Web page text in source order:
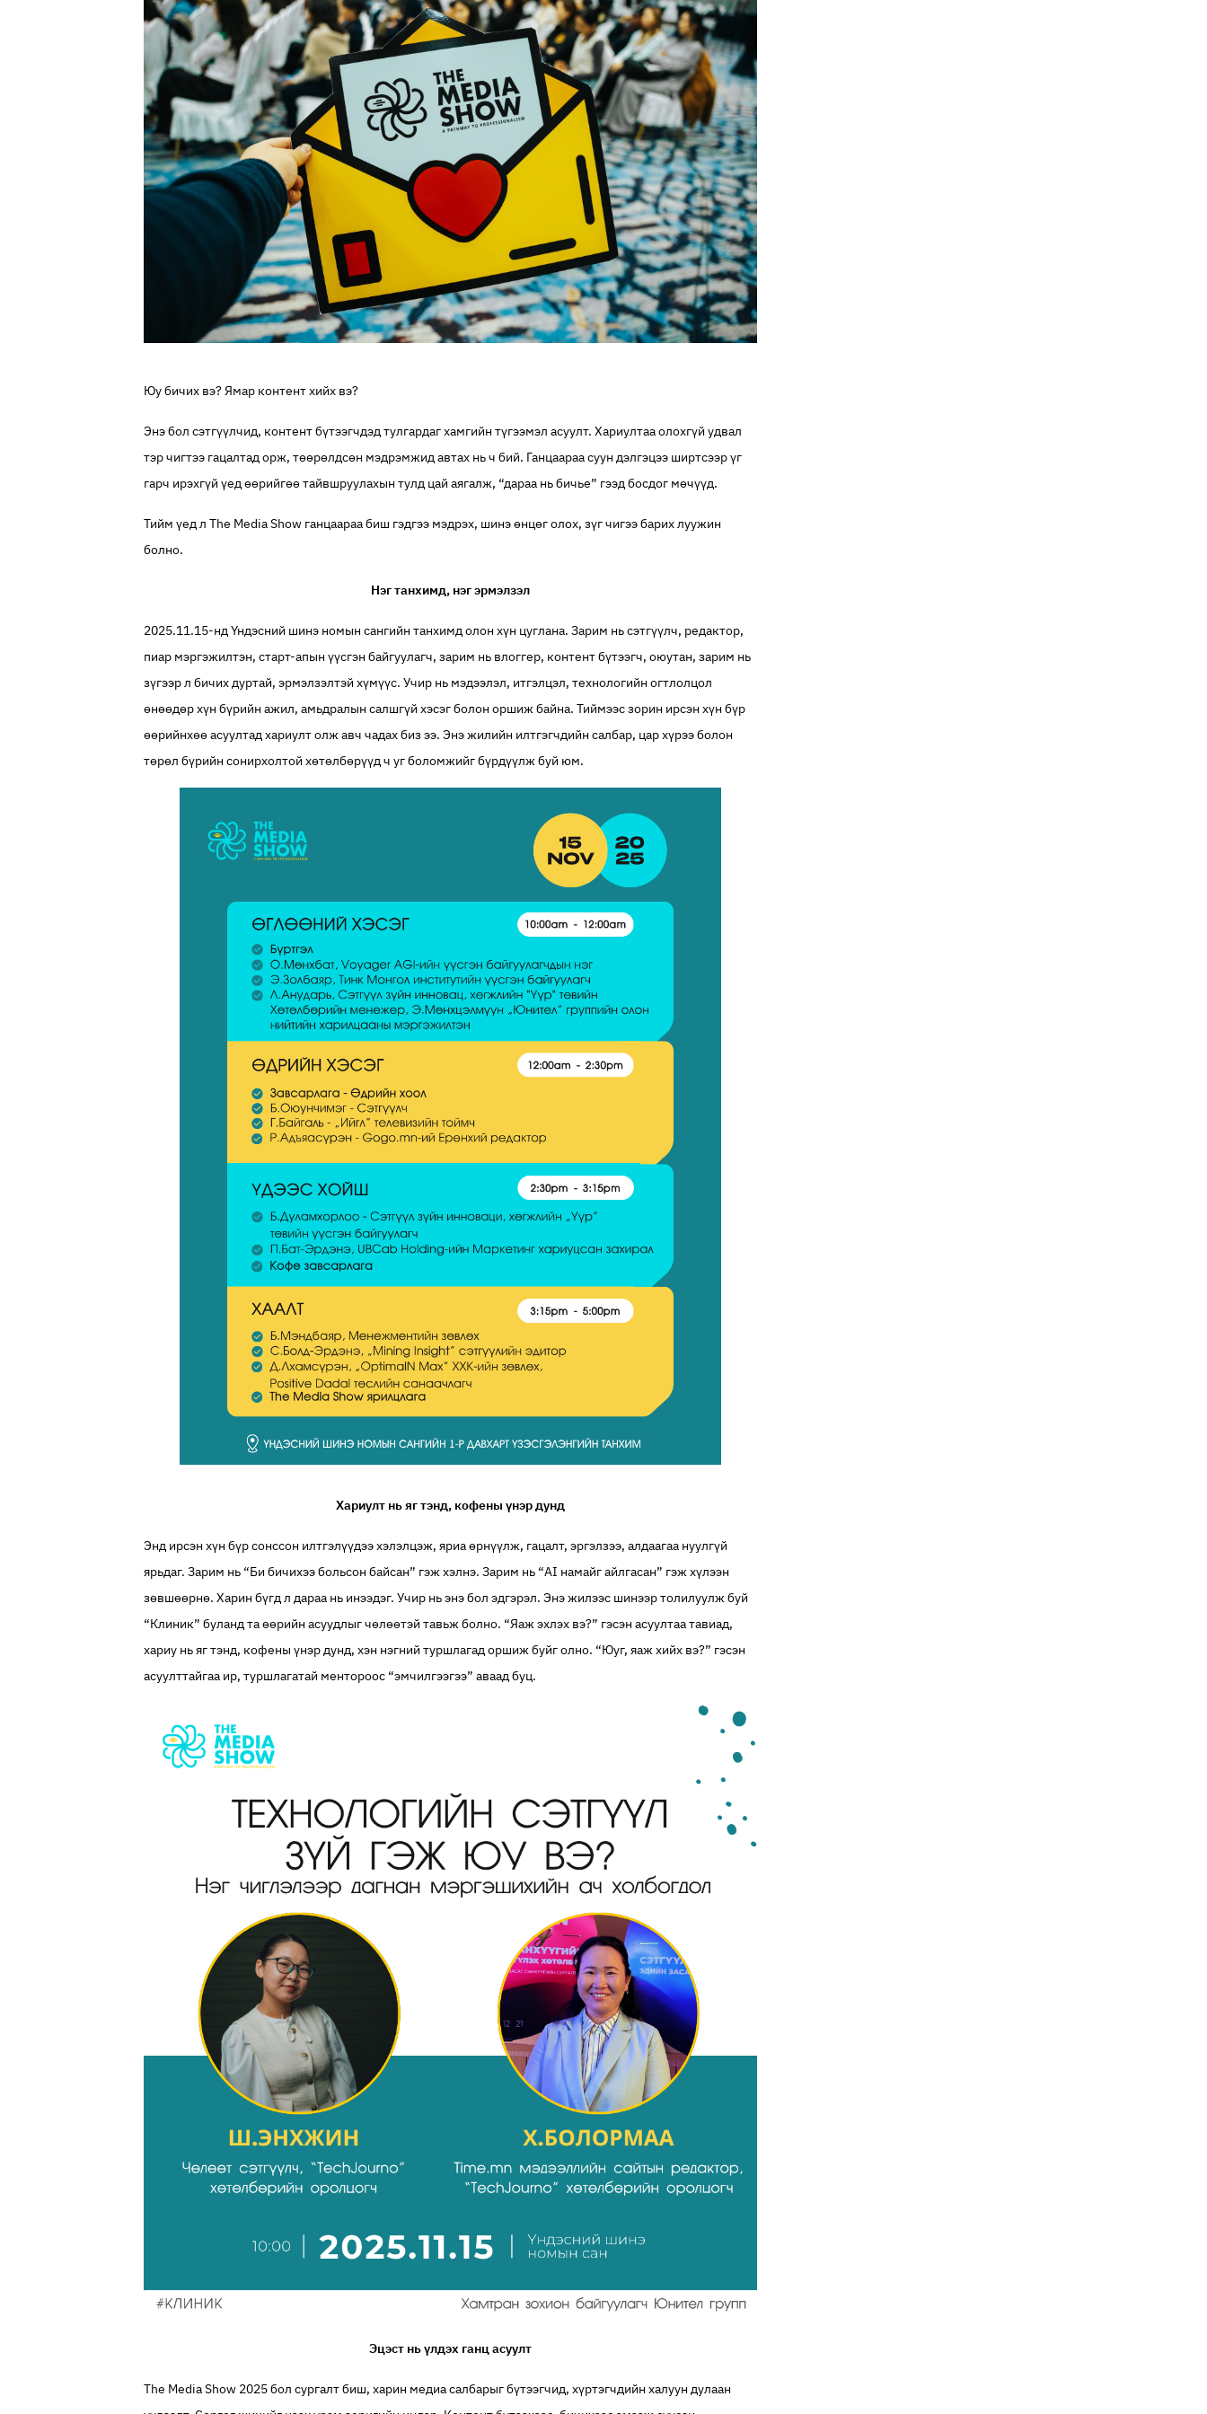
Юу бичих вэ? Ямар контент хийх вэ?
Энэ бол сэтгүүлчид, контент бүтээгчдэд тулгардаг хамгийн түгээмэл асуулт. Хариултаа олохгүй удвал
тэр чигтээ гацалтад орж, төөрөлдсөн мэдрэмжид автах нь ч бий. Ганцаараа суун дэлгэцээ ширтсээр үг
гарч ирэхгүй үед өөрийгөө тайвшруулахын тулд цай аягалж, “дараа нь бичье” гээд босдог мөчүүд.
Тийм үед л The Media Show ганцаараа биш гэдгээ мэдрэх, шинэ өнцөг олох, зүг чигээ барих луужин
болно.
Нэг танхимд, нэг эрмэлзэл
2025.11.15-нд Үндэсний шинэ номын сангийн танхимд олон хүн цуглана. Зарим нь сэтгүүлч, редактор,
пиар мэргэжилтэн, старт-апын үүсгэн байгуулагч, зарим нь влоггер, контент бүтээгч, оюутан, зарим нь
зүгээр л бичих дуртай, эрмэлзэлтэй хүмүүс. Учир нь мэдээлэл, итгэлцэл, технологийн огтлолцол
өнөөдөр хүн бүрийн ажил, амьдралын салшгүй хэсэг болон оршиж байна. Тиймээс зорин ирсэн хүн бүр
өөрийнхөө асуултад хариулт олж авч чадах биз ээ. Энэ жилийн илтгэгчдийн салбар, цар хүрээ болон
төрөл бүрийн сонирхолтой хөтөлбөрүүд ч уг боломжийг бүрдүүлж буй юм.
Хариулт нь яг тэнд, кофены үнэр дунд
Энд ирсэн хүн бүр сонссон илтгэлүүдээ хэлэлцэж, яриа өрнүүлж, гацалт, эргэлзээ, алдаагаа нуулгүй
ярьдаг. Зарим нь “Би бичихээ больсон байсан” гэж хэлнэ. Зарим нь “AI намайг айлгасан” гэж хүлээн
зөвшөөрнө. Харин бүгд л дараа нь инээдэг. Учир нь энэ бол эдгэрэл. Энэ жилээс шинээр толилуулж буй
“Клиник” буланд та өөрийн асуудлыг чөлөөтэй тавьж болно. “Яаж эхлэх вэ?” гэсэн асуултаа тавиад,
хариу нь яг тэнд, кофены үнэр дунд, хэн нэгний туршлагад оршиж буйг олно. “Юуг, яаж хийх вэ?” гэсэн
асуулттайгаа ир, туршлагатай ментороос “эмчилгээгээ” аваад буц.
Эцэст нь үлдэх ганц асуулт
The Media Show 2025 бол сургалт биш, харин медиа салбарыг бүтээгчид, хүртэгчдийн халуун дулаан